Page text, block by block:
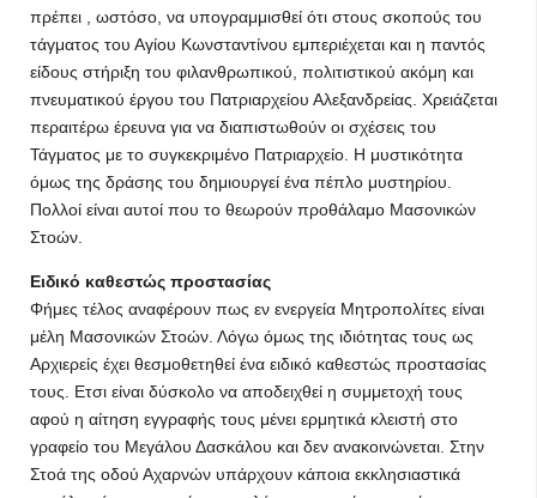
πρέπει , ωστόσο, να υπογραμμισθεί ότι στους σκοπούς του
τάγματος του Αγίου Κωνσταντίνου εμπεριέχεται και η παντός
είδους στήριξη του φιλανθρωπικού, πολιτιστικού ακόμη και
πνευματικού έργου του Πατριαρχείου Αλεξανδρείας. Χρειάζεται
περαιτέρω έρευνα για να διαπιστωθούν οι σχέσεις του
Τάγματος με το συγκεκριμένο Πατριαρχείο. Η μυστικότητα
όμως της δράσης του δημιουργεί ένα πέπλο μυστηρίου.
Πολλοί είναι αυτοί που το θεωρούν προθάλαμο Μασονικών
Στοών.
Ειδικό καθεστώς προστασίας
Φήμες τέλος αναφέρουν πως εν ενεργεία Μητροπολίτες είναι
μέλη Μασονικών Στοών. Λόγω όμως της ιδιότητας τους ως
Αρχιερείς έχει θεσμοθετηθεί ένα ειδικό καθεστώς προστασίας
τους. Ετσι είναι δύσκολο να αποδειχθεί η συμμετοχή τους
αφού η αίτηση εγγραφής τους μένει ερμητικά κλειστή στο
γραφείο του Μεγάλου Δασκάλου και δεν ανακοινώνεται. Στην
Στοά της οδού Αχαρνών υπάρχουν κάποια εκκλησιαστικά